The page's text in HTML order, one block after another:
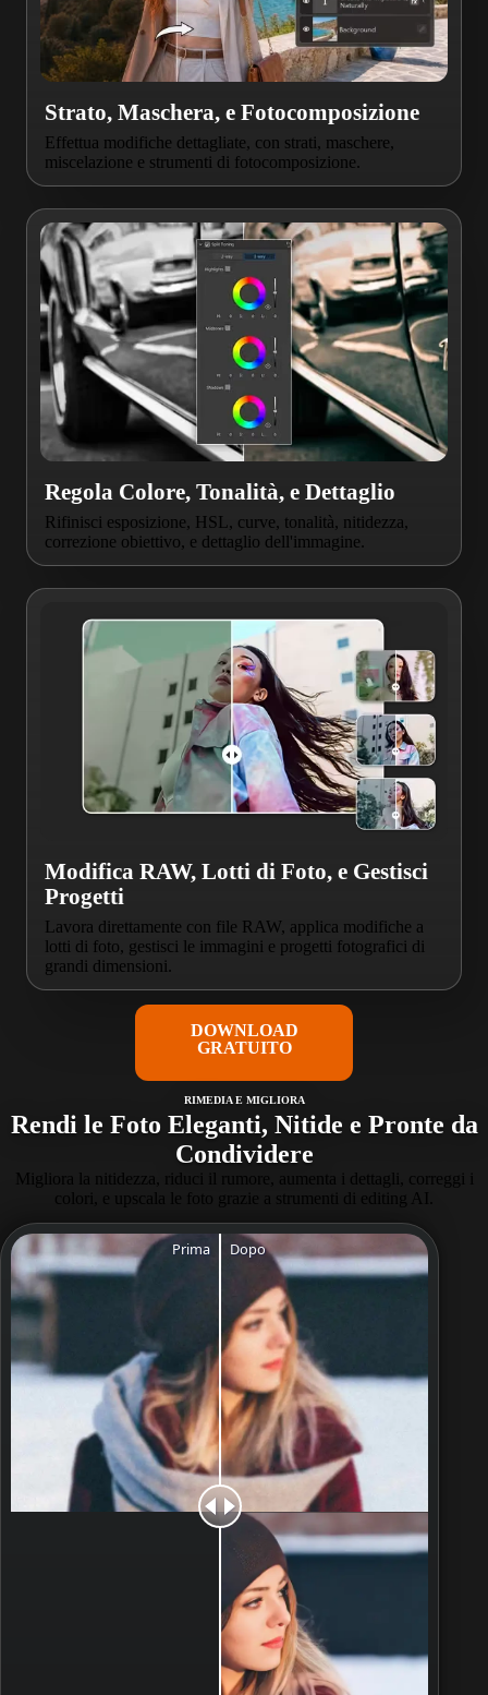
Strato, Maschera, e Fotocomposizione
Effettua modifiche dettagliate, con strati, maschere,
miscelazione e strumenti di fotocomposizione.
Regola Colore, Tonalità, e Dettaglio
Rifinisci esposizione, HSL, curve, tonalità, nitidezza,
correzione obiettivo, e dettaglio dell'immagine.
Modifica RAW, Lotti di Foto, e Gestisci
Progetti
Lavora direttamente con file RAW, applica modifiche a
lotti di foto, gestisci le immagini e progetti fotografici di
grandi dimensioni.
DOWNLOAD
GRATUITO
RIMEDIA E MIGLIORA
Rendi le Foto Eleganti, Nitide e Pronte da
Condividere
Migliora la nitidezza, riduci il rumore, aumenta i dettagli, correggi i
colori, e upscala le foto grazie a strumenti di editing AI.